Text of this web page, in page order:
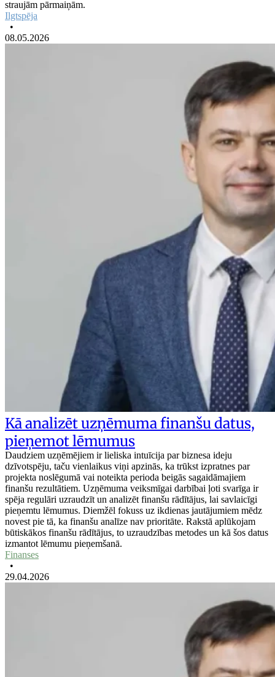
straujām pārmaiņām.
Ilgtspēja
•
08.05.2026
Kā analizēt uzņēmuma finanšu datus,
pieņemot lēmumus
Daudziem uzņēmējiem ir lieliska intuīcija par biznesa ideju
dzīvotspēju, taču vienlaikus viņi apzinās, ka trūkst izpratnes par
projekta noslēgumā vai noteikta perioda beigās sagaidāmajiem
finanšu rezultātiem. Uzņēmuma veiksmīgai darbībai ļoti svarīga ir
spēja regulāri uzraudzīt un analizēt finanšu rādītājus, lai savlaicīgi
pieņemtu lēmumus. Diemžēl fokuss uz ikdienas jautājumiem mēdz
novest pie tā, ka finanšu analīze nav prioritāte. Rakstā aplūkojam
būtiskākos finanšu rādītājus, to uzraudzības metodes un kā šos datus
izmantot lēmumu pieņemšanā.
Finanses
•
29.04.2026